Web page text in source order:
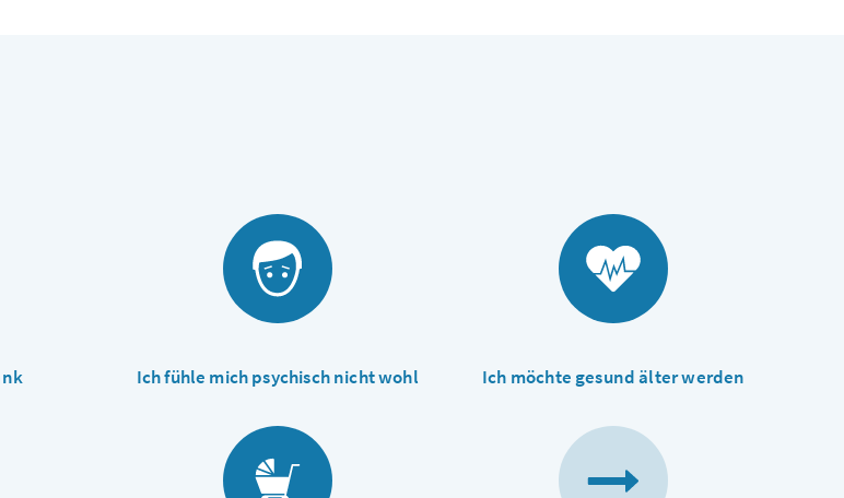
Ich fühle mich psychisch nicht wohl Ich möchte gesund älter werden